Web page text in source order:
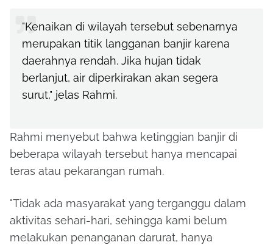
"Kenaikan di wilayah tersebut sebenarnya
merupakan titik langganan banjir karena
daerahnya rendah. Jika hujan tidak
berlanjut, air diperkirakan akan segera
surut," jelas Rahmi.
Rahmi menyebut bahwa ketinggian banjir di
beberapa wilayah tersebut hanya mencapai
teras atau pekarangan rumah.
"Tidak ada masyarakat yang terganggu dalam
aktivitas sehari-hari, sehingga kami belum
melakukan penanganan darurat, hanya